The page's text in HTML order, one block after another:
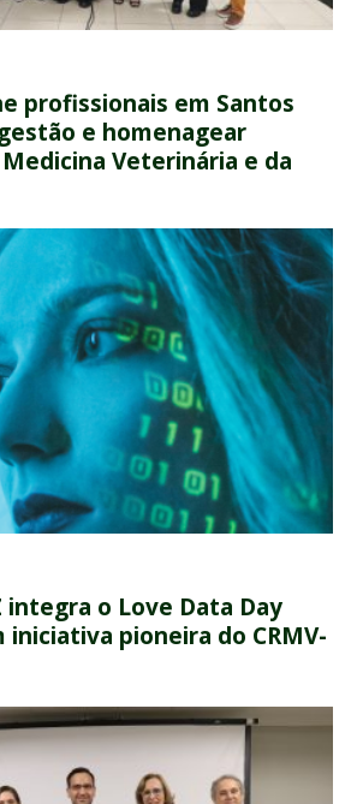
profissionais em Santos
e homenagear
Veterinária e da
integra o Love Data Day
iniciativa pioneira do CRMV-